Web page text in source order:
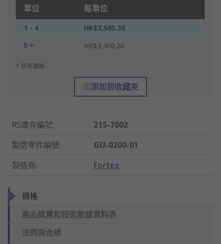
單位 每單位
1 - 4
HK$3,505.30
5 +
HK$3,400.20
* 參考價格
添加到收藏夾
RS庫存編號:
215-7002
製造零件編號:
GU-0200-01
製造商: Fortex
規格
產品概覽和技術數據資料表
法例與合規